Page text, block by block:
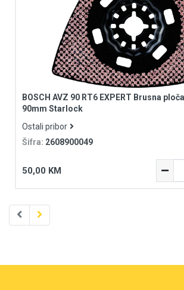
BOSCH AVZ 90 RT6 EXPERT Brusna
90mm Starlock
Ostali pribor
Šifra: 2608900049
50,00 KM